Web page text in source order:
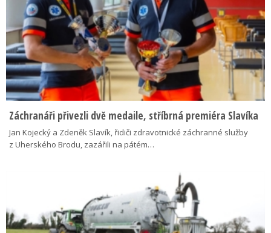
Záchranáři přivezli dvě medaile, stříbrná premiéra Slavíka
Jan Kojecký a Zdeněk Slavík, řidiči zdravotnické záchranné služby
z Uherského Brodu, zazářili na pátém…